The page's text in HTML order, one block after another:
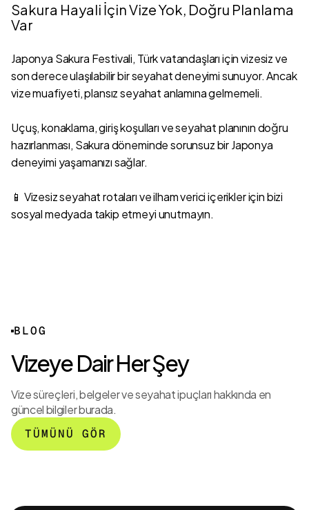
Sakura Hayali İçin Vize Yok, Doğru Planlama
Var
Japonya Sakura Festivali, Türk vatandaşları için vizesiz ve
son derece ulaşılabilir bir seyahat deneyimi sunuyor. Ancak
vize muafiyeti, plansız seyahat anlamına gelmemeli.
Uçuş, konaklama, giriş koşulları ve seyahat planının doğru
hazırlanması, Sakura döneminde sorunsuz bir Japonya
deneyimi yaşamanızı sağlar.
📱 Vizesiz seyahat rotaları ve ilham verici içerikler için bizi
sosyal medyada takip etmeyi unutmayın.
BLOG
Vizeye Dair Her Şey
Vize süreçleri, belgeler ve seyahat ipuçları hakkında en
güncel bilgiler burada.
TÜMÜNÜ GÖR
Kupası
Vizesi:
FIFA
PASS
Nedir?
Nasıl
Kullanılır?
ABD
Büyükelçiliği’nden
Sosyal Medya
Şartı!
Avrupa
Birliğinden
Sevindirici
Vize
Kararı!